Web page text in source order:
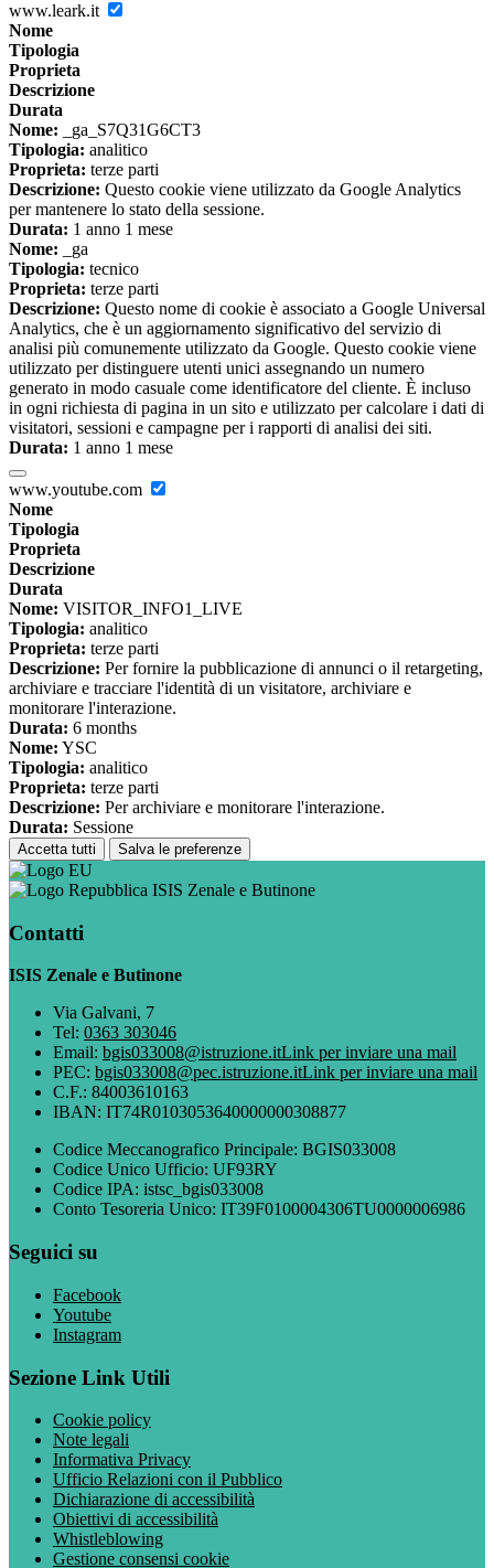
www.leark.it
Nome
Tipologia
Proprieta
Descrizione
Durata
Nome: _ga_S7Q31G6CT3
Tipologia: analitico
Proprieta: terze parti
Descrizione: Questo cookie viene utilizzato da Google Analytics
per mantenere lo stato della sessione.
Durata: 1 anno 1 mese
Nome: _ga
Tipologia: tecnico
Proprieta: terze parti
Descrizione: Questo nome di cookie è associato a Google Universal
Analytics, che è un aggiornamento significativo del servizio di
analisi più comunemente utilizzato da Google. Questo cookie viene
utilizzato per distinguere utenti unici assegnando un numero
generato in modo casuale come identificatore del cliente. È incluso
in ogni richiesta di pagina in un sito e utilizzato per calcolare i dati di
visitatori, sessioni e campagne per i rapporti di analisi dei siti.
Durata: 1 anno 1 mese
www.youtube.com
Nome
Tipologia
Proprieta
Descrizione
Durata
Nome: VISITOR_INFO1_LIVE
Tipologia: analitico
Proprieta: terze parti
Descrizione: Per fornire la pubblicazione di annunci o il retargeting,
archiviare e tracciare l'identità di un visitatore, archiviare e
monitorare l'interazione.
Durata: 6 months
Nome: YSC
Tipologia: analitico
Proprieta: terze parti
Descrizione: Per archiviare e monitorare l'interazione.
Durata: Sessione
Accetta tutti Salva le preferenze
ISIS Zenale e Butinone
Contatti
ISIS Zenale e Butinone
Via Galvani, 7
Tel: 0363 303046
Email: bgis033008@istruzione.itLink per inviare una mail
PEC: bgis033008@pec.istruzione.itLink per inviare una mail
C.F.: 84003610163
IBAN: IT74R0103053640000000308877
Codice Meccanografico Principale: BGIS033008
Codice Unico Ufficio: UF93RY
Codice IPA: istsc_bgis033008
Conto Tesoreria Unico: IT39F0100004306TU0000006986
Seguici su
Facebook
Youtube
Instagram
Sezione Link Utili
Cookie policy
Note legali
Informativa Privacy
Ufficio Relazioni con il Pubblico
Dichiarazione di accessibilità
Obiettivi di accessibilità
Whistleblowing
Gestione consensi cookie